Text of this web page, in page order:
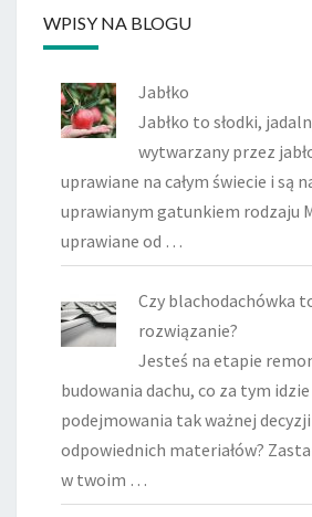
WPISY NA BLOGU
Jabłko
Jabłko to słodki,
wytwarzany przez
uprawiane na całym świecie i są
uprawianym gatunkiem rodzaju
uprawiane od …
Czy blachodachówka
rozwiązanie?
Jesteś na etapie
budowania dachu, co za tym
podejmowania tak ważnej
odpowiednich materiałów?
w twoim …